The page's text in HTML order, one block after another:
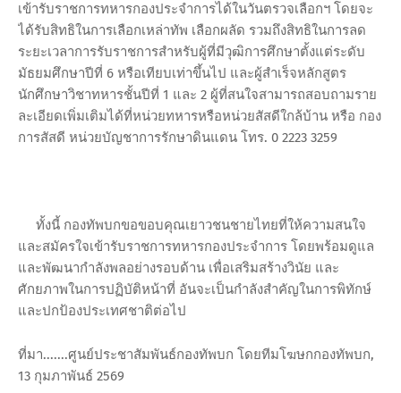
เข้ารับราชการทหารกองประจำการได้ในวันตรวจเลือกฯ โดยจะ
ได้รับสิทธิในการเลือกเหล่าทัพ เลือกผลัด รวมถึงสิทธิในการลด
ระยะเวลาการรับราชการสำหรับผู้ที่มีวุฒิการศึกษาตั้งแต่ระดับ
มัธยมศึกษาปีที่ 6 หรือเทียบเท่าขึ้นไป และผู้สำเร็จหลักสูตร
นักศึกษาวิชาทหารชั้นปีที่ 1 และ 2 ผู้ที่สนใจสามารถสอบถามราย
ละเอียดเพิ่มเติมได้ที่หน่วยทหารหรือหน่วยสัสดีใกล้บ้าน หรือ กอง
การสัสดี หน่วยบัญชาการรักษาดินแดน โทร. 0 2223 3259
ทั้งนี้ กองทัพบกขอขอบคุณเยาวชนชายไทยที่ให้ความสนใจ
และสมัครใจเข้ารับราชการทหารกองประจำการ โดยพร้อมดูแล
และพัฒนากำลังพลอย่างรอบด้าน เพื่อเสริมสร้างวินัย และ
ศักยภาพในการปฏิบัติหน้าที่ อันจะเป็นกำลังสำคัญในการพิทักษ์
และปกป้องประเทศชาติต่อไป
ที่มา.......ศูนย์ประชาสัมพันธ์กองทัพบก โดยทีมโฆษกกองทัพบก,
13 กุมภาพันธ์ 2569